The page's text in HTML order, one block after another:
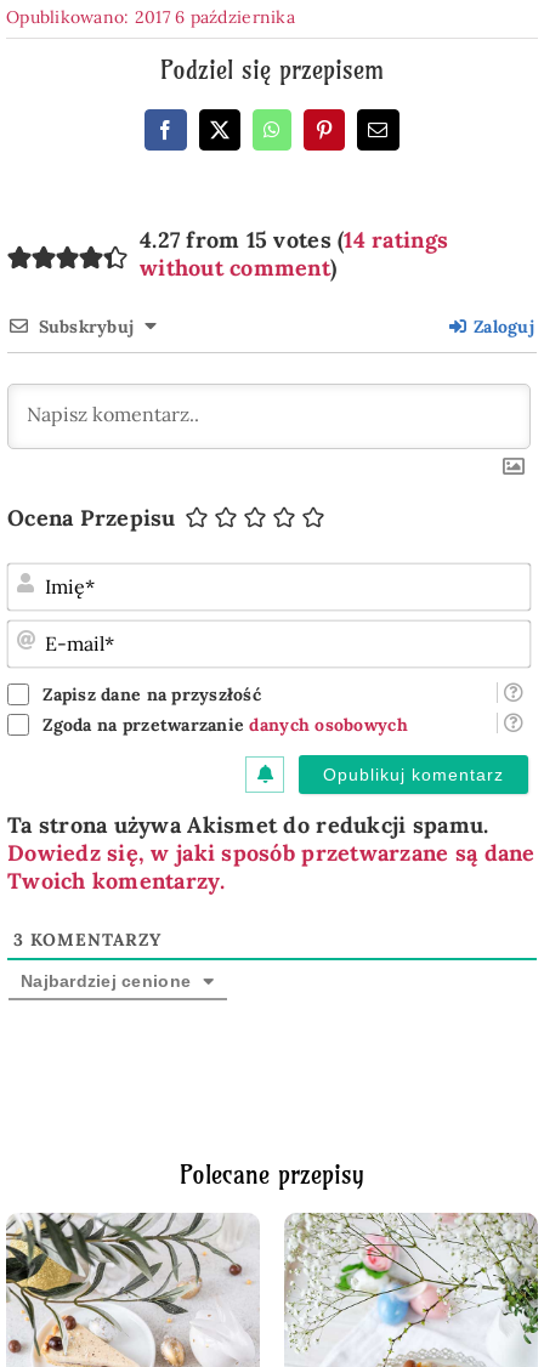
Opublikowano: 2017 6 października
Podziel się przepisem
4.27 from 15 votes (14 ratings
without comment)
Subskrybuj Zaloguj
Ocena Przepisu
Zapisz dane na przyszłość
Zgoda na przetwarzaniedanych osobowych
Ta strona używa Akismet do redukcji spamu.
Dowiedz się, w jaki sposób przetwarzane są dane
Twoich komentarzy.
3 KOMENTARZY
Najbardziej cenione
Polecane przepisy